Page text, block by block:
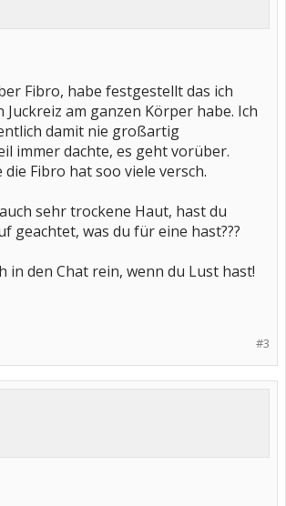
Fibro, habe festgestellt das ich
am ganzen Körper habe. Ich
damit nie großartig
immer dachte, es geht vorüber.
die Fibro hat soo viele versch.
sehr trockene Haut, hast du
geachtet, was du für eine hast???
in den Chat rein, wenn du Lust hast!
#3